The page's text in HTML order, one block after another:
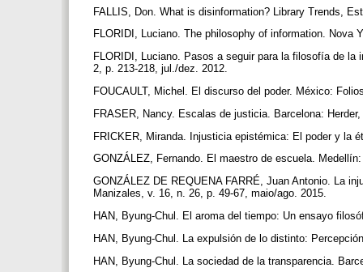
FALLIS, Don. What is disinformation? Library Trends,
FLORIDI, Luciano. The philosophy of information. Nova
FLORIDI, Luciano. Pasos a seguir para la filosofía de
2, p. 213-218, jul./dez. 2012.
FOUCAULT, Michel. El discurso del poder. México:
FRASER, Nancy. Escalas de justicia. Barcelona:
FRICKER, Miranda. Injusticia epistémica: El poder y la
GONZÁLEZ, Fernando. El maestro de escuela.
GONZÁLEZ DE REQUENA FARRÉ, Juan Antonio. La
Manizales, v. 16, n. 26, p. 49-67, maio/ago. 2015.
HAN, Byung-Chul. El aroma del tiempo: Un ensayo
HAN, Byung-Chul. La expulsión de lo distinto:
HAN, Byung-Chul. La sociedad de la transparencia.